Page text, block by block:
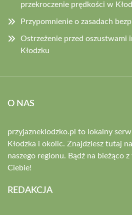
przekroczenie prędkości w
Przypomnienie o zasadach
Ostrzeżenie przed oszustwami
Kłodzku
O NAS
przyjazneklodzko.pl to lokalny
Kłodzka i okolic. Znajdziesz tutaj
naszego regionu. Bądź na bieżąco
Ciebie!
REDAKCJA